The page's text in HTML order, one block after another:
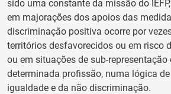
sido uma constante da missão do
em majorações dos apoios das
discriminação positiva ocorre por
territórios desfavorecidos ou em risco
ou em situações de sub-representação
determinada profissão, numa lógica
igualdade e da não discriminação.